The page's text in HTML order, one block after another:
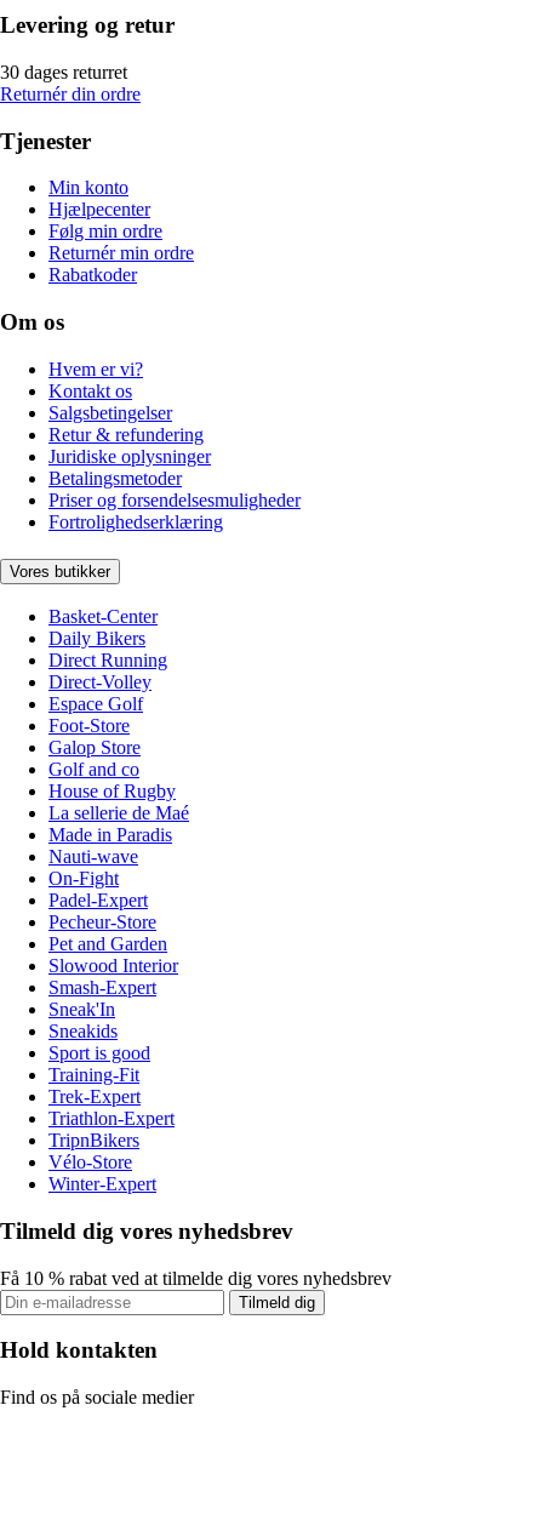
Levering og retur
30 dages returret
Returnér din ordre
Tjenester
Min konto
Hjælpecenter
Følg min ordre
Returnér min ordre
Rabatkoder
Om os
Hvem er vi?
Kontakt os
Salgsbetingelser
Retur & refundering
Juridiske oplysninger
Betalingsmetoder
Priser og forsendelsesmuligheder
Fortrolighedserklæring
Vores butikker
Basket-Center
Daily Bikers
Direct Running
Direct-Volley
Espace Golf
Foot-Store
Galop Store
Golf and co
House of Rugby
La sellerie de Maé
Made in Paradis
Nauti-wave
On-Fight
Padel-Expert
Pecheur-Store
Pet and Garden
Slowood Interior
Smash-Expert
Sneak'In
Sneakids
Sport is good
Training-Fit
Trek-Expert
Triathlon-Expert
TripnBikers
Vélo-Store
Winter-Expert
Tilmeld dig vores nyhedsbrev
Få 10 % rabat ved at tilmelde dig vores nyhedsbrev
Tilmeld dig
Hold kontakten
Find os på sociale medier